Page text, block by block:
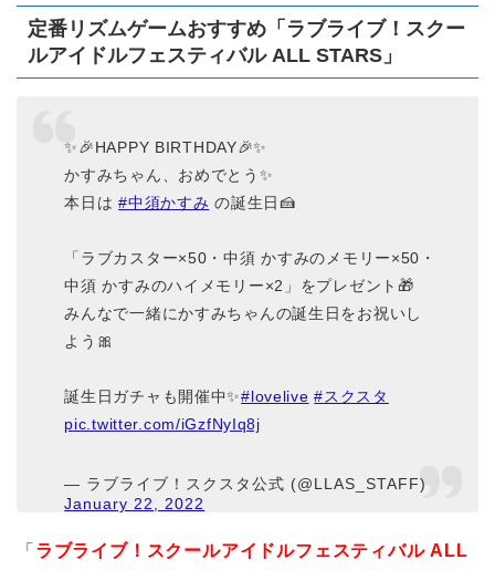
定番リズムゲームおすすめ「ラブライブ！スクー
ルアイドルフェスティバル ALL STARS」
✨🎉HAPPY BIRTHDAY🎉✨
かすみちゃん、おめでとう✨
本日は#中須かすみ の誕生日🍰
「ラブカスター×50・中須 かすみのメモリー×50・
中須 かすみのハイメモリー×2」をプレゼント🎁
みんなで一緒にかすみちゃんの誕生日をお祝いし
よう🎀
誕生日ガチャも開催中✨#lovelive #スクスタ
pic.twitter.com/iGzfNyIq8j
— ラブライブ！スクスタ公式 (@LLAS_STAFF)
January 22, 2022
「 ラブライブ！スクールアイドルフェスティバル ALL